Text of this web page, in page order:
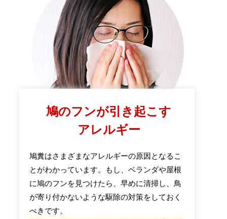
鳩のフンが引き起こす
アレルギー
鳩糞はさまざまなアレルギーの原因となるこ
とがわかっています。もし、ベランダや屋根
に鳩のフンを見つけたら、早めに清掃し、鳥
が寄り付かないような駆除の対策をしておく
べきです。